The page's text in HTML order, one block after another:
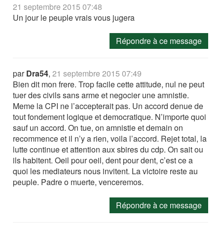
21 septembre 2015 07:48
Un jour le peuple vrais vous jugera
Répondre à ce message
parDra54,21 septembre 2015 07:49
Bien dit mon frere. Trop facile cette attitude, nul ne peut
tuer des civils sans arme et negocier une amnistie.
Meme la CPI ne l’accepterait pas. Un accord denue de
tout fondement logique et democratique. N’importe quoi
sauf un accord. On tue, on amnistie et demain on
recommence et il n’y a rien, voila l’accord. Rejet total, la
lutte continue et attention aux sbires du cdp. On sait ou
ils habitent. Oeil pour oeil, dent pour dent, c’est ce a
quoi les mediateurs nous invitent. La victoire reste au
peuple. Padre o muerte, venceremos.
Répondre à ce message